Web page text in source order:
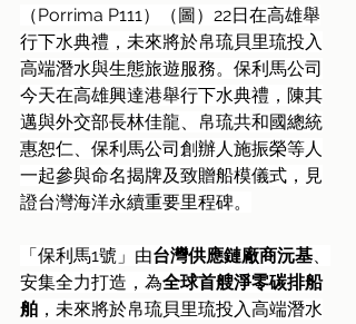
（Porrima P111）（圖）22日在高雄舉
行下水典禮，未來將於帛琉貝里琉投入
高端潛水與生態旅遊服務。保利馬公司
今天在高雄興達港舉行下水典禮，陳其
邁與外交部長林佳龍、帛琉共和國總統
惠恕仁、保利馬公司創辦人施振榮等人
一起參與命名揭牌及致贈船模儀式，見
證台灣海洋永續重要里程碑。
「保利馬1號」由台灣供應鏈廠商沅基、
安集全力打造，為全球首艘淨零碳排船
舶 ，未來將於帛琉貝里琉投入高端潛水